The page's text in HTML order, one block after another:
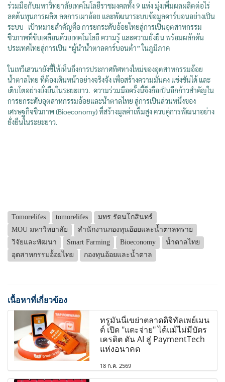
ร่วมมือกับมหาวิทยาลัยเทคโนโลยีราชมงคลทั้ง 9 แห่ง มุ่งเพิ่มผลผลิตต่อไร่
ลดต้นทุนการผลิต ลดการเผาอ้อย และพัฒนาระบบข้อมูลคาร์บอนอย่างเป็น
ระบบ เป้าหมายสำคัญคือ การยกระดับอ้อยไทยสู่การเป็นอุตสาหกรรม
ชีวภาพที่ขับเคลื่อนด้วยเทคโนโลยี ความรู้ และความยั่งยืน พร้อมผลักดัน
ประเทศไทยสู่การเป็น “ผู้นำน้ำตาลคาร์บอนต่ำ” ในภูมิภาค
ในเทวีเสวนายังชี้ให้เห็นถึงการประกาศทิศทางใหม่ของอุตสาหกรรมอ้อย
น้ำตาลไทย ที่ต้องเดินหน้าอย่างจริงจัง เพื่อสร้างความมั่นคง แข่งขันได้ และ
เติบโตอย่างยั่งยืนในระยะยาว. ความร่วมมือครั้งนี้จึงถือเป็นอีกก้าวสำคัญใน
การยกระดับอุตสาหกรรมอ้อยและน้ำตาลไทย สู่การเป็นส่วนหนึ่งของ
เศรษฐกิจชีวภาพ (Bioeconomy) ที่สร้างมูลค่าเพิ่มสูง ควบคู่การพัฒนาอย่าง
ยั่งยืนในระยะยาว.
Tomorelifes tomorelifes
มทร.รัตนโกสินทร์
MOU มหาวิทยาลัย
สำนักงานกองทุนอ้อยและน้ำตาลทราย
วิจัยและพัฒนา
Smart Farming Bioeconomy
น้ำตาลไทย
อุตสาหกรรมอ้้อยไทย
กองทุนอ้อยและน้ำตาล
เนื้อหาที่เกี่ยวข้อง
ทรูมันนี่เขย่าตลาดดิจิทัลเพย์เมน
ต์ เปิด "แตะจ่าย" ได้แม้ไม่มีบัตร
เครดิต ดัน AI สู่ PaymentTech
แห่งอนาคต
18 ก.ค. 2569